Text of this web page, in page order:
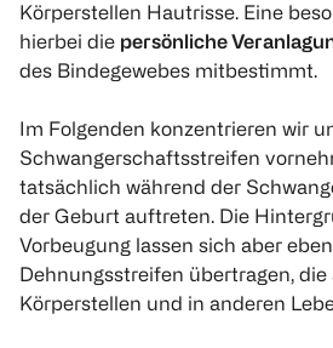
Körperstellen Hautrisse. Eine
hierbei die persönliche
des Bindegewebes mitbestimmt.
Im Folgenden konzentrieren wir
Schwangerschaftsstreifen
tatsächlich während der
der Geburt auftreten. Die
Vorbeugung lassen sich aber
Dehnungsstreifen übertragen, die
Körperstellen und in anderen